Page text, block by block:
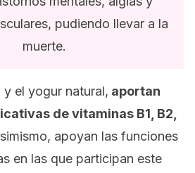
pudiendo llevar a la
muerte.
el yogur natural, aportan
de vitaminas B1, B2,
apoyan las funciones
en las que participan este